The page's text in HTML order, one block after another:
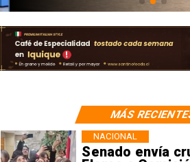
Senado envía
NACIONAL
MÁS